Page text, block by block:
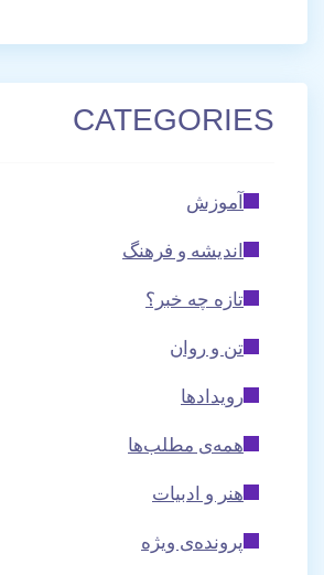
CATEGORIES
آموزش
اندیشه و فرهنگ
تازه چه خبر؟
تن و روان
رویدادها
همه‌ی مطلب‌ها
هنر و ادبیات
پرونده‌ی ویژه